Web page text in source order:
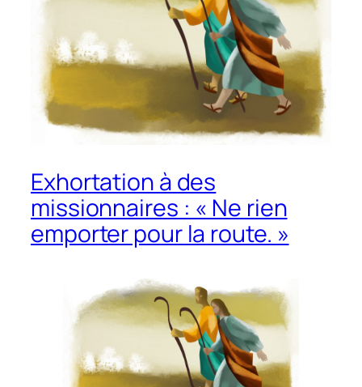
Exhortation à des
missionnaires : « Ne rien
emporter pour la route. »